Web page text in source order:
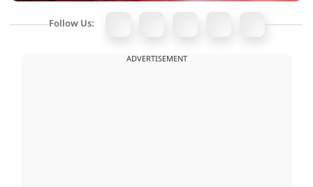
Follow Us:
ADVERTISEMENT